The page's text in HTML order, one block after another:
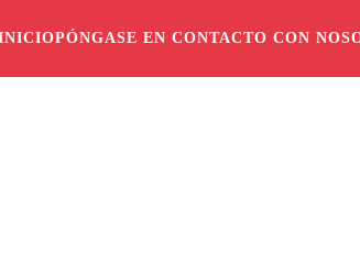
PÓNGASE EN CONTACTO CON